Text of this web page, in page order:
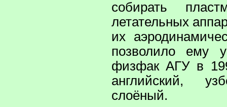
собирать
летательных
их
позволило ему
физфак АГУ в
английский,
слоёный.